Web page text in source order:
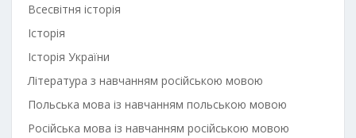
Всесвітня історія
Історія
Історія України
Література з навчанням російською мовою
Польська мова із навчанням польською мовою
Російська мова із навчанням російською мовою